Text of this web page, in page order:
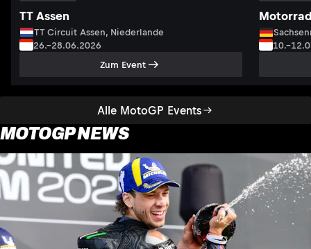
Alle MotoGP Events
TT Assen
TT Circuit Assen, Niederlande
26.–28.06.2026
Zum Event
MOTOGP NEWS